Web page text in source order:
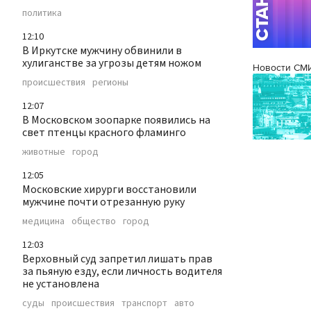
политика
12:10
В Иркутске мужчину обвинили в
хулиганстве за угрозы детям ножом
происшествия регионы
12:07
В Московском зоопарке появились на
свет птенцы красного фламинго
животные город
12:05
Московские хирурги восстановили
мужчине почти отрезанную руку
медицина общество город
12:03
Верховный суд запретил лишать прав
за пьяную езду, если личность водителя
не установлена
суды происшествия транспорт авто
Новости